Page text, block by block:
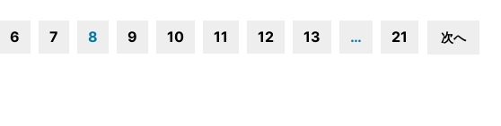
6 7 8 9 10 11 12 13 … 21 次へ